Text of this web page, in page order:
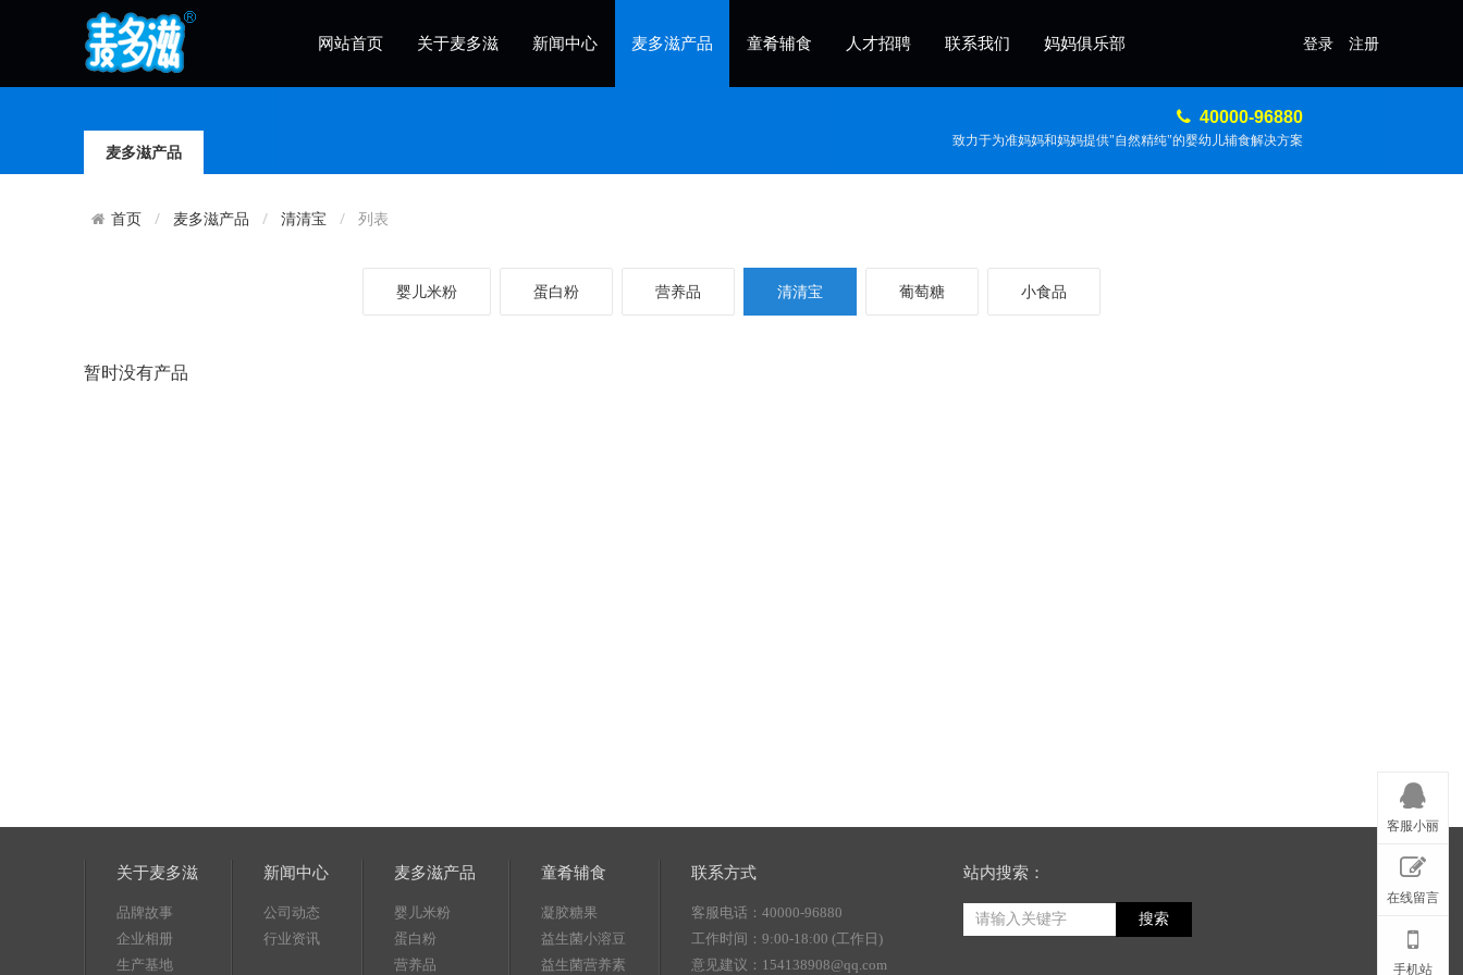
网站首页 关于麦多滋 新闻中心 麦多滋产品 童肴辅食 人才招聘 联系我们 妈妈俱乐部 登录 注册
麦多滋产品
40000-96880
致力于为准妈妈和妈妈提供"自然精纯"的婴幼儿辅食解决方案
首页 麦多滋产品 清清宝 列表
婴儿米粉 蛋白粉 营养品 清清宝 葡萄糖 小食品
暂时没有产品
关于麦多滋
品牌故事
企业相册
生产基地
新闻中心
公司动态
行业资讯
麦多滋产品
婴儿米粉
蛋白粉
营养品
童肴辅食
凝胶糖果
益生菌小溶豆
益生菌营养素
联系方式
客服电话：40000-96880
工作时间：9:00-18:00 (工作日)
意见建议：154138908@qq.com
站内搜索：
搜索
客服小丽
在线留言
手机站